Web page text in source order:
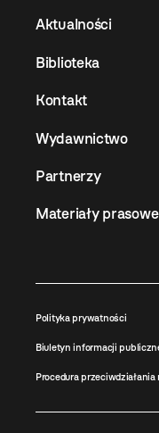
Aktualności
Biblioteka
Kontakt
Wydawnictwo
Partnerzy
Materiały prasowe
Polityka prywatności
Biuletyn informacji
Procedura